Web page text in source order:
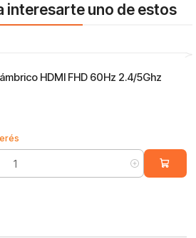
interesarte uno de estos
HDMI FHD 60Hz 2.4/5Ghz